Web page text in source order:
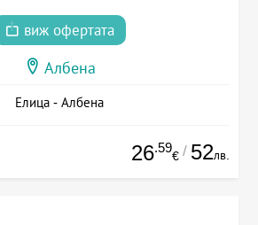
виж офертата
Албена
Елица - Албена
26.59
€ / 52лв.